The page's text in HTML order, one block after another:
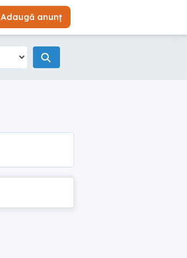
Adaugă anunț